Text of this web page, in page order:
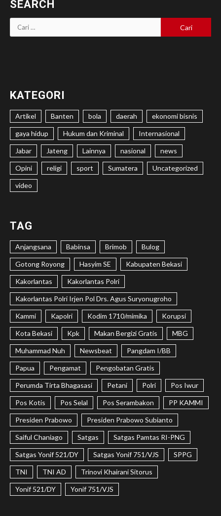
SEARCH
Cari
untuk:
KATEGORI
Artikel Banten bola daerah ekonomi bisnis
gaya hidup Hukum dan Kriminal Internasional
Jabar Jateng Lainnya nasional news
Opini religi sport Sumatera Uncategorized
video
TAG
Anjangsana Babinsa Brimob Bulog
Gotong Royong Hasyim SE Kabupaten Bekasi
Kakorlantas Kakorlantas Polri
Kakorlantas Polri Irjen Pol Drs. Agus Suryonugroho
Kammi Kapolri Kodim 1710/mimika Korupsi
Kota Bekasi Kpk Makan Bergizi Gratis MBG
Muhammad Nuh Newsbeat Pangdam I/BB
Papua Pengamat Pengobatan Gratis
Perumda Tirta Bhagasasi Petani Polri Pos Iwur
Pos Kotis Pos Selal Pos Serambakon PP KAMMI
Presiden Prabowo Presiden Prabowo Subianto
Saiful Chaniago Satgas Satgas Pamtas RI-PNG
Satgas Yonif 521/DY Satgas Yonif 751/VJS SPPG
TNI TNI AD Trinovi Khairani Sitorus
Yonif 521/DY Yonif 751/VJS